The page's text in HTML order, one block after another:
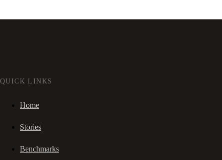
QUICK LINKS
Home
Stories
Benchmarks